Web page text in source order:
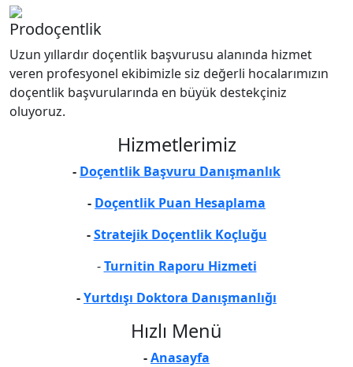
Prodoçentlik
Uzun yıllardır doçentlik başvurusu alanında hizmet
veren profesyonel ekibimizle siz değerli hocalarımızın
doçentlik başvurularında en büyük destekçiniz
oluyoruz.
Hizmetlerimiz
- Doçentlik Başvuru Danışmanlık
- Doçentlik Puan Hesaplama
-Stratejik Doçentlik Koçluğu
-Turnitin Raporu Hizmeti
-Yurtdışı Doktora Danışmanlığı
Hızlı Menü
-Anasayfa